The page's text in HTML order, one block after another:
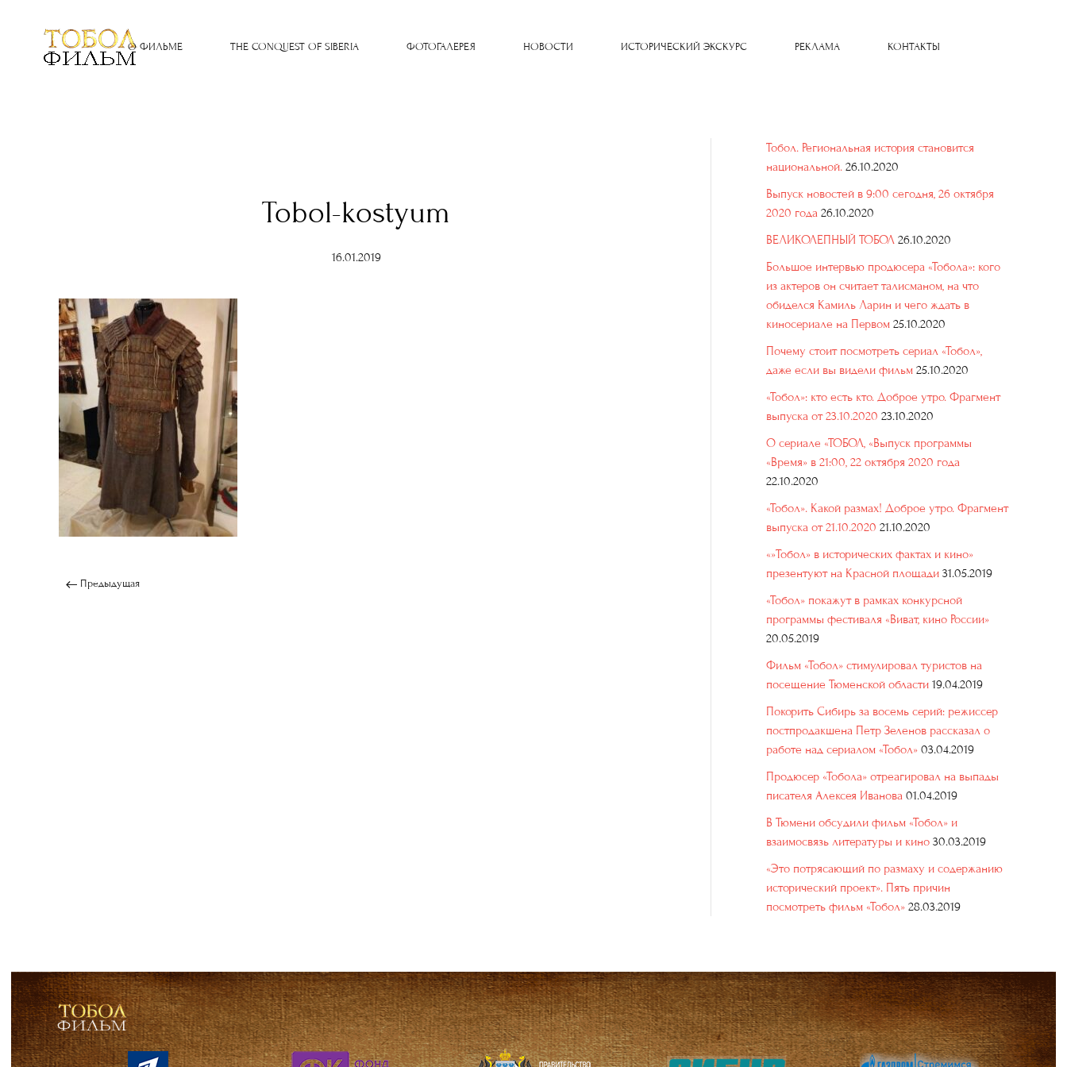
О ФИЛЬМЕ THE CONQUEST OF SIBERIA ФОТОГАЛЕРЕЯ НОВОСТИ ИСТОРИЧЕСКИЙ ЭКСКУРС РЕКЛАМА КОНТАКТЫ
Tobol-kostyum
16.01.2019
Предыдущая
Тобол. Региональная история становится
национальной. 26.10.2020
Выпуск новостей в 9:00 сегодня, 26 октября
2020 года 26.10.2020
ВЕЛИКОЛЕПНЫЙ ТОБОЛ 26.10.2020
Большое интервью продюсера «Тобола»: кого
из актеров он считает талисманом, на что
обиделся Камиль Ларин и чего ждать в
киносериале на Первом 25.10.2020
Почему стоит посмотреть сериал «Тобол»,
даже если вы видели фильм 25.10.2020
«Тобол»: кто есть кто. Доброе утро. Фрагмент
выпуска от 23.10.2020 23.10.2020
О сериале «ТОБОЛ, «Выпуск программы
«Время» в 21:00, 22 октября 2020 года
22.10.2020
«Тобол». Какой размах! Доброе утро. Фрагмент
выпуска от 21.10.2020 21.10.2020
«»Тобол» в исторических фактах и кино»
презентуют на Красной площади 31.05.2019
«Тобол» покажут в рамках конкурсной
программы фестиваля «Виват, кино России»
20.05.2019
Фильм «Тобол» стимулировал туристов на
посещение Тюменской области 19.04.2019
Покорить Сибирь за восемь серий: режиссер
постпродакшена Петр Зеленов рассказал о
работе над сериалом «Тобол» 03.04.2019
Продюсер «Тобола» отреагировал на выпады
писателя Алексея Иванова 01.04.2019
В Тюмени обсудили фильм «Тобол» и
взаимосвязь литературы и кино 30.03.2019
«Это потрясающий по размаху и содержанию
исторический проект». Пять причин
посмотреть фильм «Тобол» 28.03.2019